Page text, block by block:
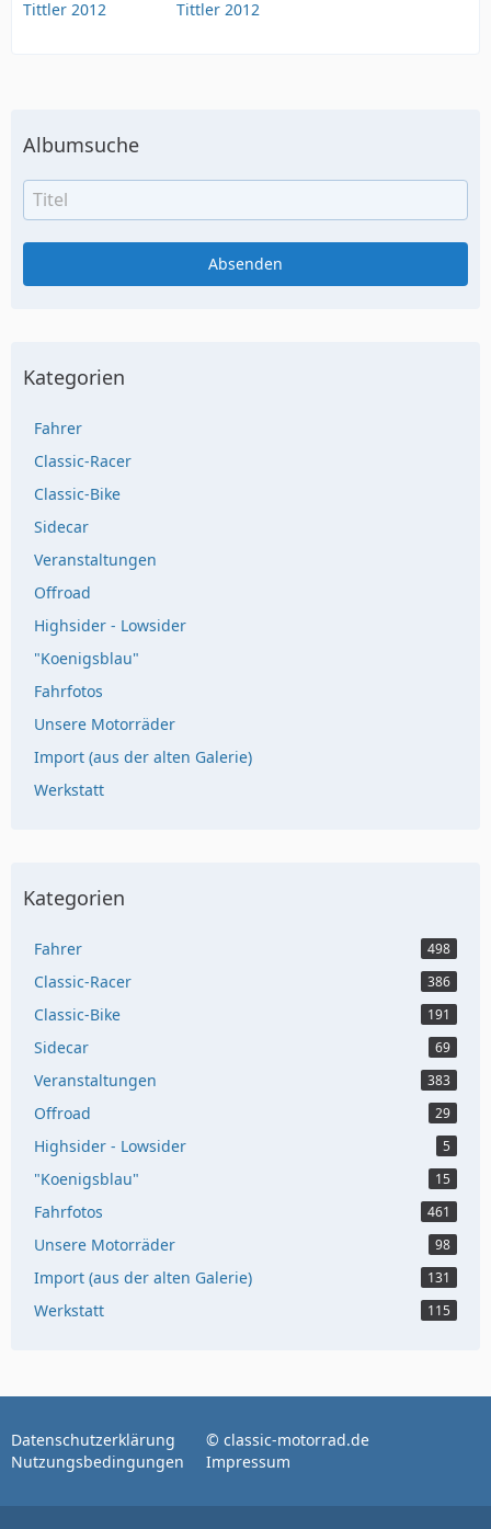
Albumsuche
Kategorien
Fahrer
Classic-Racer
Classic-Bike
Sidecar
Veranstaltungen
Offroad
Highsider - Lowsider
"Koenigsblau"
Fahrfotos
Unsere Motorräder
Import (aus der alten Galerie)
Werkstatt
Kategorien
Fahrer 498
Classic-Racer 386
Classic-Bike 191
Sidecar 69
Veranstaltungen 383
Offroad 29
Highsider - Lowsider 5
"Koenigsblau" 15
Fahrfotos 461
Unsere Motorräder 98
Import (aus der alten Galerie) 131
Werkstatt 115
Datenschutzerklärung
Nutzungsbedingungen
© classic-motorrad.de
Impressum